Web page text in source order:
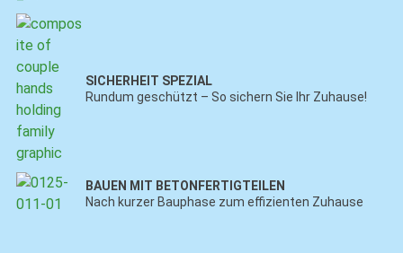
SICHERHEIT SPEZIAL
Rundum geschützt – So sichern Sie Ihr Zuhause!
BAUEN MIT BETONFERTIGTEILEN
Nach kurzer Bauphase zum effizienten Zuhause